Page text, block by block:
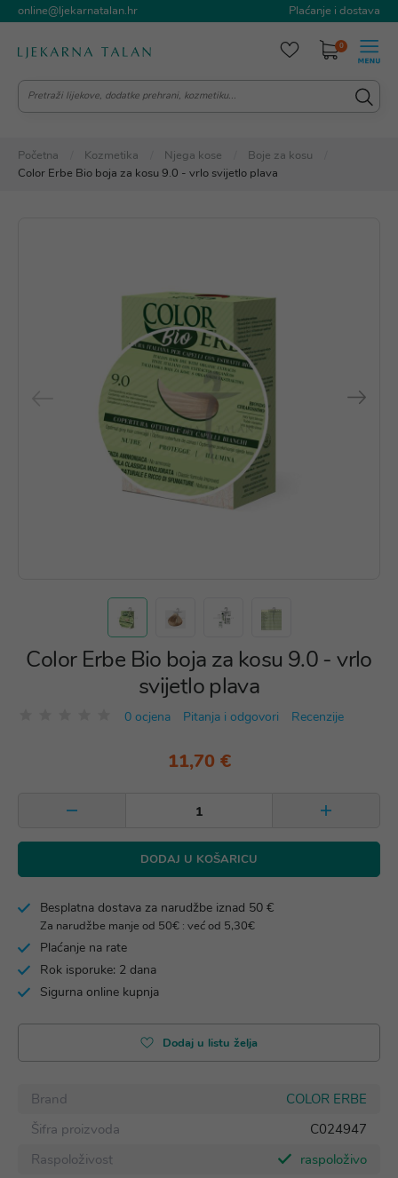
online@ljekarnatalan.hr Plaćanje i dostava
0
Početna Kozmetika Njega kose
Boje za kosu
Color Erbe Bio boja za kosu 9.0 - vrlo svijetlo plava
Color Erbe Bio boja za kosu 9.0 - vrlo
svijetlo plava
0 ocjena Pitanja i odgovori Recenzije
11,70 €
DODAJ U KOŠARICU
Besplatna dostava za narudžbe iznad 50 €
Za narudžbe manje od 50€ : već od 5,30€
Plaćanje na rate
Rok isporuke: 2 dana
Sigurna online kupnja
Dodaj u listu želja
Brand
COLOR ERBE
Šifra proizvoda
C024947
Raspoloživost
raspoloživo